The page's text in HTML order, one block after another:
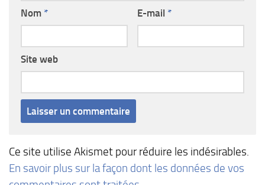
Nom * E-mail *
Site web
Ce site utilise Akismet pour réduire les indésirables.
En savoir plus sur la façon dont les données de vos